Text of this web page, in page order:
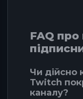
FAQ про
Чи дійсно
Twitch
каналу?